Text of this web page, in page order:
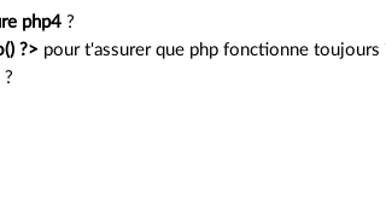
php4 ?
?> pour t'assurer que php fonctionne toujours